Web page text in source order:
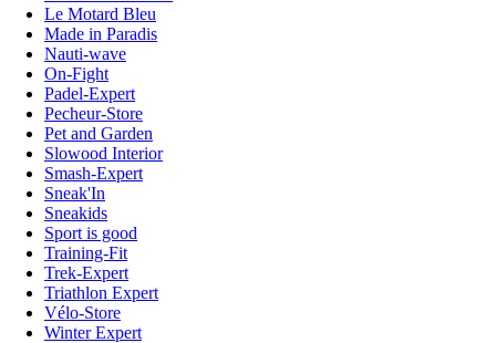
Le Motard Bleu
Made in Paradis
Nauti-wave
On-Fight
Padel-Expert
Pecheur-Store
Pet and Garden
Slowood Interior
Smash-Expert
Sneak'In
Sneakids
Sport is good
Training-Fit
Trek-Expert
Triathlon Expert
Vélo-Store
Winter Expert